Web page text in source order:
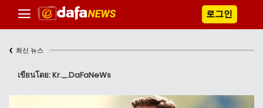
로그인
‹ 최신 뉴스
เขียนโดย: Kr._.DaFaNeWs